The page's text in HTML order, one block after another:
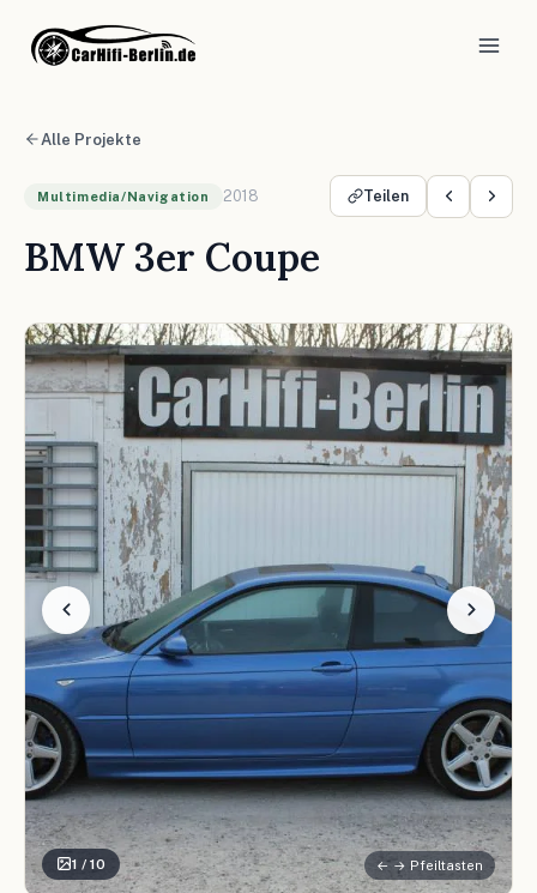
Alle Projekte
Multimedia/Navigation 2018 Teilen
BMW 3er Coupe
1 / 10 ← → Pfeiltasten